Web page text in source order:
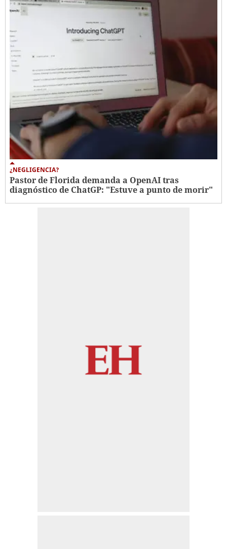
¿NEGLIGENCIA?
Pastor de Florida demanda a OpenAI tras
diagnóstico de ChatGP: "Estuve a punto de morir"